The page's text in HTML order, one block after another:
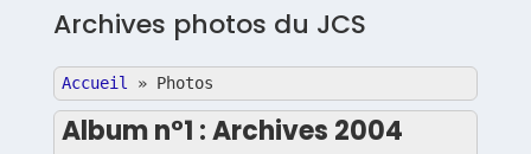
Archives photos du JCS
Accueil » Photos
Album n°1 : Archives 2004